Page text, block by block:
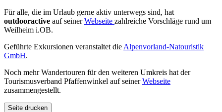
Für alle, die im Urlaub gerne aktiv unterwegs sind, hat
outdooractive auf seinerWebseite zahlreiche Vorschläge rund um
Weilheim i.OB.
Geführte Exkursionen veranstaltet die Alpenvorland-Natouristik
GmbH.
Noch mehr Wandertouren für den weiteren Umkreis hat der
Tourismusverband Pfaffenwinkel auf seinerWebseite
zusammengestellt.
Seite drucken